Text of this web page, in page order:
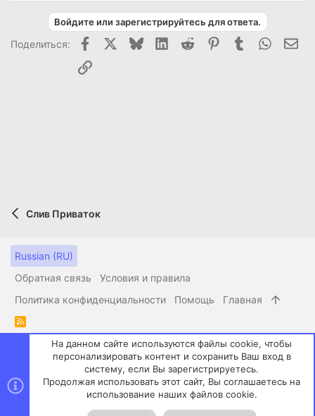
и
Войдите или зарегистрируйтесь для ответа.
Поделиться: FacebookX (Twitter)
BlueskyLinkedInReddit PinterestTumblr
Ссылка
Слив Приваток
Russian (RU)
Обратная связь
Условия и правила
Политика конфиденциальности
Помощь Главная
R
S
Style by ThemeHouse
Локализация отXenForo.Info
XenPorta 2 PRO© Jason Axelrod of8WAYRUN
На данном сайте используются файлы cookie, чтобы
персонализировать контент и сохранить Ваш вход в
систему, если Вы зарегистрируетесь.
Продолжая использовать этот сайт, Вы соглашаетесь на
использование наших файлов cookie.